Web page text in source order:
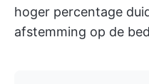
hoger percentage
afstemming op de